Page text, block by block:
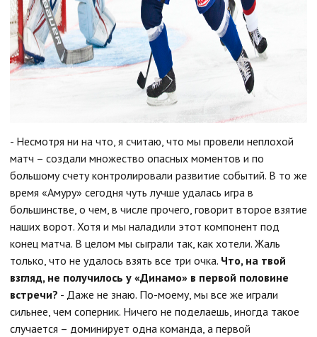
- Несмотря ни на что, я считаю, что мы провели неплохой
матч – создали множество опасных моментов и по
большому счету контролировали развитие событий. В то же
время «Амуру» сегодня чуть лучше удалась игра в
большинстве, о чем, в числе прочего, говорит второе взятие
наших ворот. Хотя и мы наладили этот компонент под
конец матча. В целом мы сыграли так, как хотели. Жаль
только, что не удалось взять все три очка. Что, на твой
взгляд, не получилось у «Динамо» в первой половине
встречи? - Даже не знаю. По-моему, мы все же играли
сильнее, чем соперник. Ничего не поделаешь, иногда такое
случается – доминирует одна команда, а первой